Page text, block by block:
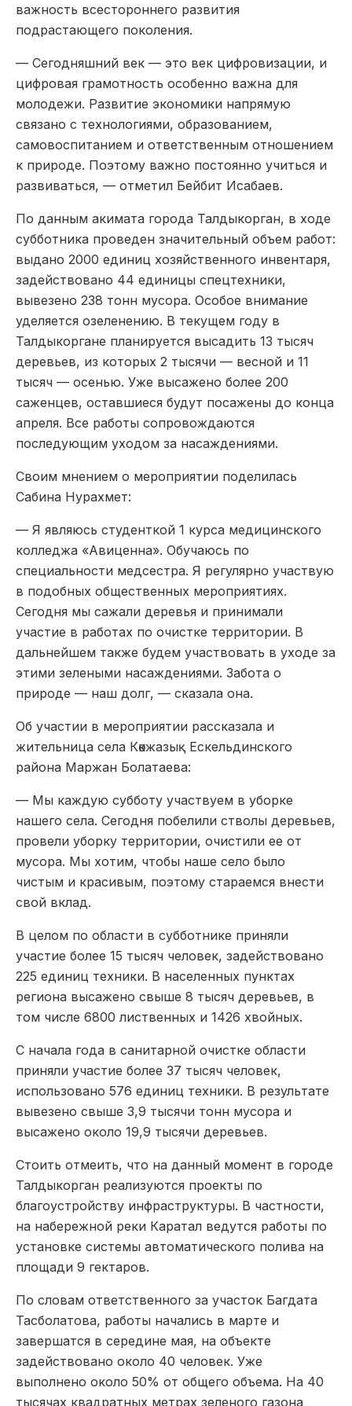
важность всестороннего развития
подрастающего поколения.
— Сегодняшний век — это век цифровизации, и
цифровая грамотность особенно важна для
молодежи. Развитие экономики напрямую
связано с технологиями, образованием,
самовоспитанием и ответственным отношением
к природе. Поэтому важно постоянно учиться и
развиваться, — отметил Бейбит Исабаев.
По данным акимата города Талдыкорган, в ходе
субботника проведен значительный объем работ:
выдано 2000 единиц хозяйственного инвентаря,
задействовано 44 единицы спецтехники,
вывезено 238 тонн мусора. Особое внимание
уделяется озеленению. В текущем году в
Талдыкоргане планируется высадить 13 тысяч
деревьев, из которых 2 тысячи — весной и 11
тысяч — осенью. Уже высажено более 200
саженцев, оставшиеся будут посажены до конца
апреля. Все работы сопровождаются
последующим уходом за насаждениями.
Своим мнением о мероприятии поделилась
Сабина Нурахмет:
— Я являюсь студенткой 1 курса медицинского
колледжа «Авиценна». Обучаюсь по
специальности медсестра. Я регулярно участвую
в подобных общественных мероприятиях.
Сегодня мы сажали деревья и принимали
участие в работах по очистке территории. В
дальнейшем также будем участвовать в уходе за
этими зелеными насаждениями. Забота о
природе — наш долг, — сказала она.
Об участии в мероприятии рассказала и
жительница села Көкжазық Ескельдинского
района Маржан Болатаева:
— Мы каждую субботу участвуем в уборке
нашего села. Сегодня побелили стволы деревьев,
провели уборку территории, очистили ее от
мусора. Мы хотим, чтобы наше село было
чистым и красивым, поэтому стараемся внести
свой вклад.
В целом по области в субботнике приняли
участие более 15 тысяч человек, задействовано
225 единиц техники. В населенных пунктах
региона высажено свыше 8 тысяч деревьев, в
том числе 6800 лиственных и 1426 хвойных.
С начала года в санитарной очистке области
приняли участие более 37 тысяч человек,
использовано 576 единиц техники. В результате
вывезено свыше 3,9 тысячи тонн мусора и
высажено около 19,9 тысячи деревьев.
Стоить отмеить, что на данный момент в городе
Талдыкорган реализуются проекты по
благоустройству инфраструктуры. В частности,
на набережной реки Каратал ведутся работы по
установке системы автоматического полива на
площади 9 гектаров.
По словам ответственного за участок Багдата
Тасболатова, работы начались в марте и
завершатся в середине мая, на объекте
задействовано около 40 человек. Уже
выполнено около 50% от общего объема. На 40
тысячах квадратных метрах зеленого газона